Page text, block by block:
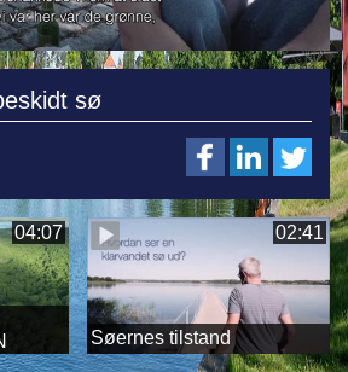
sø
04:07 02:41
Søernes tilstand